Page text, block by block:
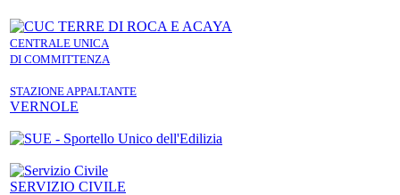
CENTRALE UNICA
DI COMMITTENZA
STAZIONE APPALTANTE
VERNOLE
SERVIZIO CIVILE